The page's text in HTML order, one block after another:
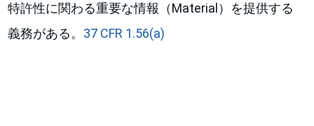
特許性に関わる重要な情報（Material）を提供する
義務がある。 37 CFR 1.56(a)